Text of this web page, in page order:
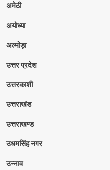
अमेठी
अयोध्या
अल्मोड़ा
उत्तर प्रदेश
उत्तरकाशी
उत्तराखंड
उत्तराखण्ड
उधमसिंह नगर
उन्नाव